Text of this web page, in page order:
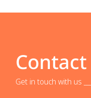
Contact
Get in touch with us